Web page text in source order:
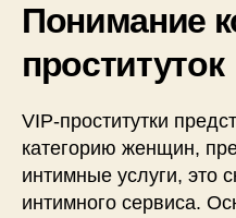
Понимание
проституток
VIP-проститутки
категорию женщин,
интимные услуги, это
интимного сервиса.